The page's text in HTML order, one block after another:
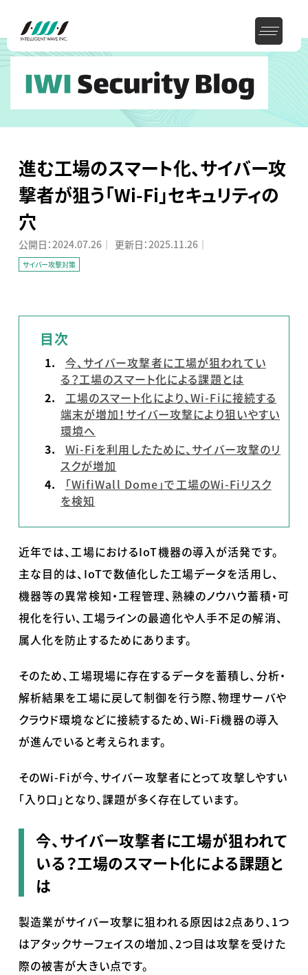
進む工場のスマート化、サイバー攻
撃者が狙う「Wi-Fi」セキュリティの
穴
公開日：2024.07.26｜ 更新日：2025.11.26 ｜
サイバー攻撃対策
目次
今、サイバー攻撃者に工場が狙われてい
る？工場のスマート化による課題とは
工場のスマート化により、Wi-Fiに接続する
端末が増加！サイバー攻撃により狙いやすい
環境へ
Wi-Fiを利用したために、サイバー攻撃のリ
スクが増加
「WifiWall Dome」で工場のWi-Fiリスク
を検知
近年では、工場におけるIoT機器の導入が活発です。
主な目的は、IoTで数値化した工場データを活用し、
機器等の異常検知・工程管理、熟練のノウハウ蓄積・可
視化を行い、工場ラインの最適化や人手不足の解消、
属人化を防止するためにあります。
そのため、工場現場に存在するデータを蓄積し、分析・
解析結果を工場に戻して制御を行う際、物理サーバや
クラウド環境などに接続するため、Wi-Fi機器の導入
が進んでいると考えられます。
そのWi-Fiが今、サイバー攻撃者にとって攻撃しやすい
「入り口」となり、課題が多く存在しています。
今、サイバー攻撃者に工場が狙われて
いる？工場のスマート化による課題と
は
製造業がサイバー攻撃に狙われる原因は2点あり、1つ
はアタックサーフェイスの増加、2つ目は攻撃を受けた
際の被害が大きい点です。